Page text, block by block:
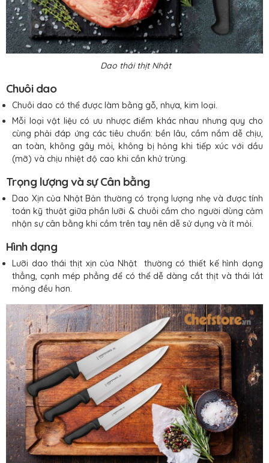
Dao thái thịt Nhật
Chuôi dao
Chuôi dao có thể được làm bằng gỗ, nhựa, kim loại.
Mỗi loại vật liệu có ưu nhược điểm khác nhau nhưng quy cho
cùng phải đáp ứng các tiêu chuẩn: bền lâu, cầm nắm dễ chịu,
an toàn, không gây mỏi, không bị hỏng khi tiếp xúc với dầu
(mỡ) và chịu nhiệt độ cao khi cần khử trùng.
Trọng lượng và sự Cân bằng
Dao Xịn của Nhật Bản thường có trọng lượng nhẹ và được tính
toán kỹ thuật giữa phần lưỡi & chuôi cầm cho người dùng cảm
nhận sự cân bằng khi cầm trên tay nên dễ sử dụng và ít mỏi.
Hình dạng
Lưỡi dao thái thịt xịn của Nhật thường có thiết kế hình dạng
thẳng, cạnh mép phẳng để có thể dễ dàng cắt thịt và thái lát
mỏng đều hơn.